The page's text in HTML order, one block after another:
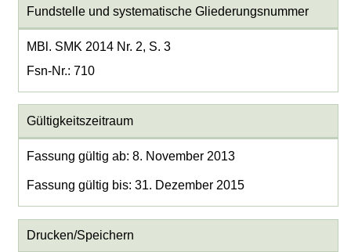
Fundstelle und systematische Gliederungsnummer
MBl. SMK 2014 Nr. 2, S. 3
Fsn-Nr.: 710
Gültigkeitszeitraum
Fassung gültig ab: 8. November 2013
Fassung gültig bis: 31. Dezember 2015
Drucken/Speichern